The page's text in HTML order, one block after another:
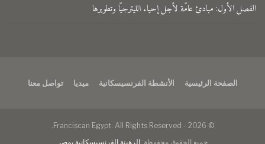
الفصل الأول: مبادئ عامّة لأجل إحياء الليترجيّا وتطويرها
الصفحة الرئيسية الأنشطة الفرنسيسكانية ميديا تواصل معنا
© 2026 - Franciscan Egypt. All Rights Reserved.
جميع الحقوق محفوظة: الرهبنة الفرنسيسكانية بمصر